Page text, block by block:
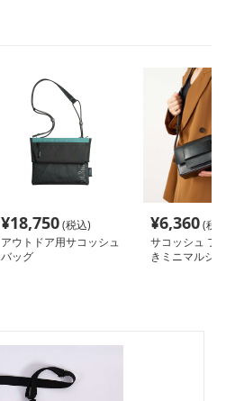
¥18,750(税込)
アウトドア用サコッシュ
バッグ
¥6,360(税
サコッシュ フ
きミニマルシ